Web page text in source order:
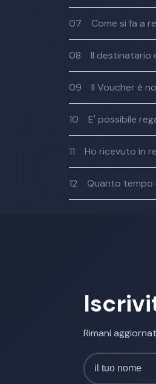
07 Come si fa a
08 Il destinatario
09 Il Voucher è
10 E' possibile
11 Ho ricevuto in
12 Quanto tempo
Rimani